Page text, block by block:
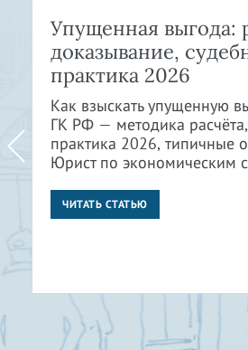
Упущенная выгода:
доказывание,
практика 2026
Как взыскать упущенную
ГК РФ — методика
практика 2026, типичные
Юрист по экономическим
ЧИТАТЬ СТАТЬЮ